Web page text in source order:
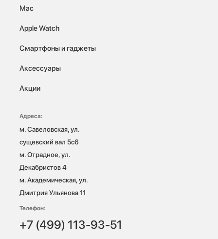
Mac
Apple Watch
Смартфоны и гаджеты
Аксессуары
Акции
Адреса:
м. Савеловская, ул.
сущевский вал 5с6
м. Отрадное, ул.
Декабристов 4
м. Академическая, ул.
Дмитрия Ульянова 11
Телефон:
+7 (499) 113-93-51